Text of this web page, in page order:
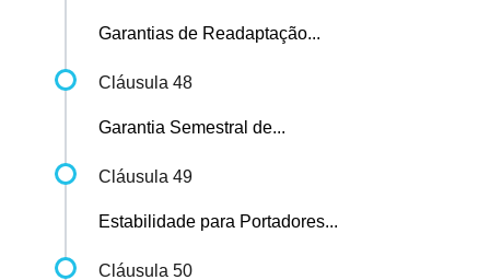
Garantias de Readaptação...
Cláusula 48
Garantia Semestral de...
Cláusula 49
Estabilidade para Portadores...
Cláusula 50